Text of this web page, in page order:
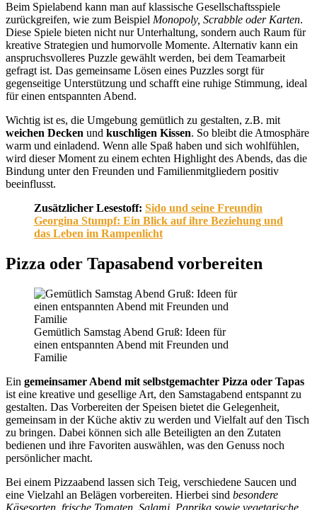
Beim Spielabend kann man auf klassische Gesellschaftsspiele
zurückgreifen, wie zum Beispiel Monopoly, Scrabble oder Karten.
Diese Spiele bieten nicht nur Unterhaltung, sondern auch Raum für
kreative Strategien und humorvolle Momente. Alternativ kann ein
anspruchsvolleres Puzzle gewählt werden, bei dem Teamarbeit
gefragt ist. Das gemeinsame Lösen eines Puzzles sorgt für
gegenseitige Unterstützung und schafft eine ruhige Stimmung, ideal
für einen entspannten Abend.
Wichtig ist es, die Umgebung gemütlich zu gestalten, z.B. mit
weichen Decken und kuschligen Kissen. So bleibt die Atmosphäre
warm und einladend. Wenn alle Spaß haben und sich wohlfühlen,
wird dieser Moment zu einem echten Highlight des Abends, das die
Bindung unter den Freunden und Familienmitgliedern positiv
beeinflusst.
Zusätzlicher Lesestoff: Sido und seine Freundin
Georgina Stumpf: Ein Blick auf ihre Beziehung und
das Leben im Rampenlicht
Pizza oder Tapasabend vorbereiten
Gemütlich Samstag Abend Gruß: Ideen für
einen entspannten Abend mit Freunden und
Familie
Ein gemeinsamer Abend mit selbstgemachter Pizza oder Tapas
ist eine kreative und gesellige Art, den Samstagabend entspannt zu
gestalten. Das Vorbereiten der Speisen bietet die Gelegenheit,
gemeinsam in der Küche aktiv zu werden und Vielfalt auf den Tisch
zu bringen. Dabei können sich alle Beteiligten an den Zutaten
bedienen und ihre Favoriten auswählen, was den Genuss noch
persönlicher macht.
Bei einem Pizzaabend lassen sich Teig, verschiedene Saucen und
eine Vielzahl an Belägen vorbereiten. Hierbei sind besondere
Käsesorten, frische Tomaten, Salami, Paprika sowie vegetarische